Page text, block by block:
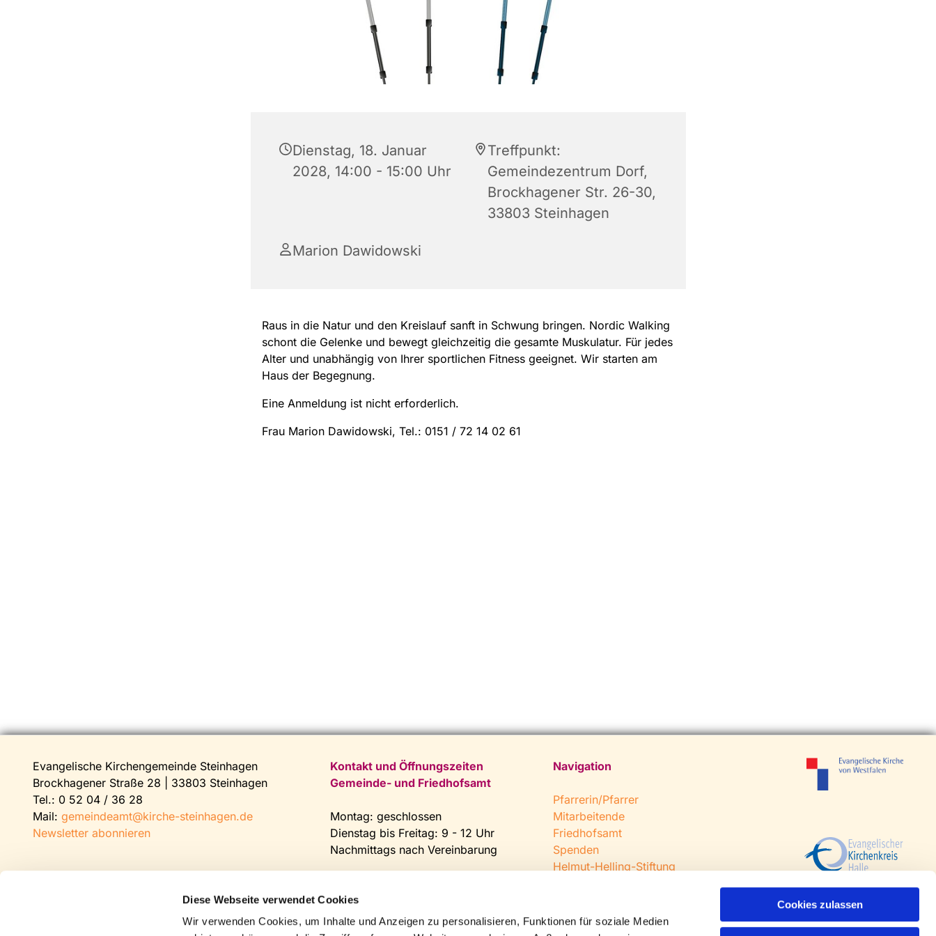
Diese Webseite verwendet Cookies
Wir verwenden Cookies, um Inhalte und Anzeigen zu personalisieren, Funktionen für soziale Medien
Cookies zulassen
Dienstag, 18. Januar
2028, 14:00 - 15:00 Uhr
Treffpunkt:
Gemeindezentrum Dorf,
Brockhagener Str. 26-30,
33803 Steinhagen
Marion Dawidowski
Raus in die Natur und den Kreislauf sanft in Schwung bringen. Nordic Walking
schont die Gelenke und bewegt gleichzeitig die gesamte Muskulatur. Für jedes
Alter und unabhängig von Ihrer sportlichen Fitness geeignet. Wir starten am
Haus der Begegnung.
Eine Anmeldung ist nicht erforderlich.
Frau Marion Dawidowski, Tel.: 0151 / 72 14 02 61
Evangelische Kirchengemeinde Steinhagen
Brockhagener Straße 28 | 33803 Steinhagen
Tel.: 0 52 04 / 36 28
Mail: gemeindeamt@kirche-steinhagen.de
Newsletter abonnieren
Kontakt und Öffnungszeiten
Gemeinde- und Friedhofsamt
Montag: geschlossen
Dienstag bis Freitag: 9 - 12 Uhr
Nachmittags nach Vereinbarung
Fax: 0 52 04 / 25 65
Mail: gemeindeamt@kirche-
steinhagen.de
Navigation
Pfarrerin/Pfarrer
Mitarbeitende
Friedhofsamt
Spenden
Helmut-Helling-Stiftung